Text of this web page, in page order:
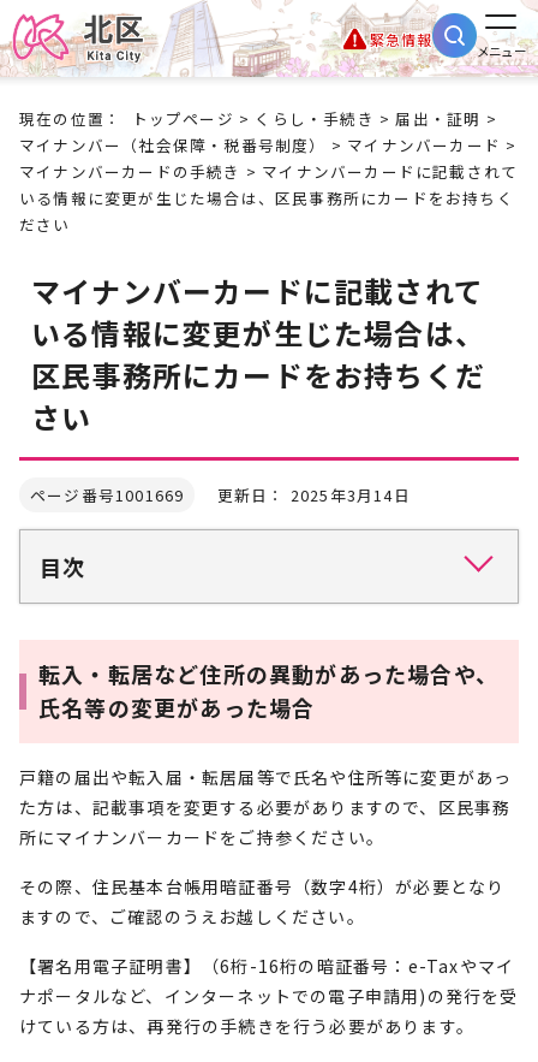
緊急情報
メニュー
現在の位置： トップページ > くらし・手続き >届出・証明 >
マイナンバー（社会保障・税番号制度）
> マイナンバーカード >
マイナンバーカードの手続き > マイナンバーカードに記載されて
いる情報に変更が生じた場合は、区民事務所にカードをお持ちく
ださい
マイナンバーカードに記載されて
いる情報に変更が生じた場合は、
区民事務所にカードをお持ちくだ
さい
ページ番号1001669 更新日： 2025年3月14日
目次
転入・転居など住所の異動があった場合や、
氏名等の変更があった場合
戸籍の届出や転入届・転居届等で氏名や住所等に変更があっ
た方は、記載事項を変更する必要がありますので、区民事務
所にマイナンバーカードをご持参ください。
その際、住民基本台帳用暗証番号（数字4桁）が必要となり
ますので、ご確認のうえお越しください。
【署名用電子証明書】（6桁-16桁の暗証番号：e-Taxやマイ
ナポータルなど、インターネットでの電子申請用)の発行を受
けている方は、再発行の手続きを行う必要があります。